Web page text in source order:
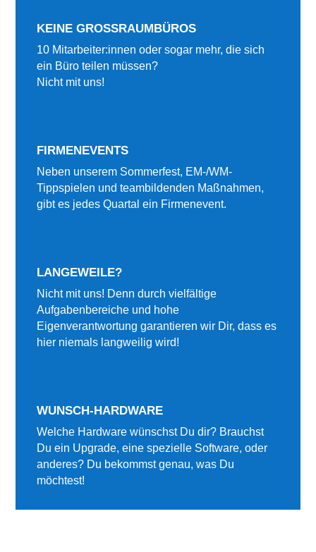
KEINE GROSSRAUMBÜROS
10 Mitarbeiter:innen oder sogar mehr, die sich
ein Büro teilen müssen?
Nicht mit uns!
FIRMENEVENTS
Neben unserem Sommerfest, EM-/WM-
Tippspielen und teambildenden Maßnahmen,
gibt es jedes Quartal ein Firmenevent.
LANGEWEILE?
Nicht mit uns! Denn durch vielfältige
Aufgabenbereiche und hohe
Eigenverantwortung garantieren wir Dir, dass es
hier niemals langweilig wird!
WUNSCH-HARDWARE
Welche Hardware wünschst Du dir? Brauchst
Du ein Upgrade, eine spezielle Software, oder
anderes? Du bekommst genau, was Du
möchtest!